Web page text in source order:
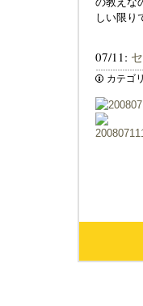
しい限り
07/11:
カテゴ